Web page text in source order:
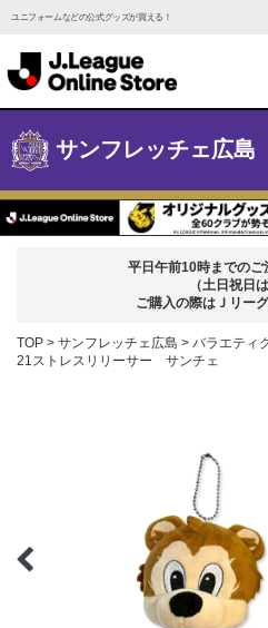
ユニフォームなどの公式グッズが買える！
サンフレッチェ広島
平日午前10時までのご
（土日祝日
ご購入の際はＪリー
TOP サンフレッチェ広島
バラエティ
21ストレスリリーサー サンチェ